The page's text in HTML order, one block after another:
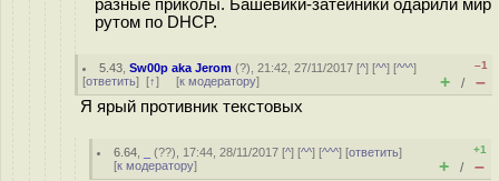
разные приколы. Башевики-затейники одарили мир
рутом по DHCP.
5.43 ,Sw00p aka Jerom (?), 21:42, 27/11/2017 [^] [^^] [^^^]
[ответить] [↑] [к модератору]
–1
+ / –
Я ярый противник текстовых
6.64 (??), 17:44, 28/11/2017 [^] [^^] [^^^] [ответить]
[к модератору]
+1
+ / –